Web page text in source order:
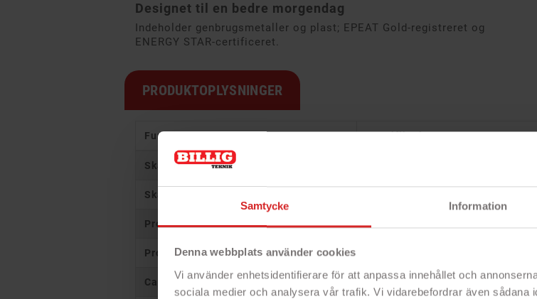
Samtycke Information
Denna webbplats använder cookies
Vi använder enhetsidentifierare för att anpassa innehållet och
sociala medier och analysera vår trafik. Vi vidarebefordrar även sådana
Designet til en bedre morgendag
Indeholder genbrugsmetaller og plast; EPEAT Gold-registreret og
ENERGY STAR-certificeret.
PRODUKTOPLYSNINGER
Funktion Specifikation
Skærmstørrelse
Skærmopløsning
Processor Snapdragon X Elite X1E-78-100
Processorkerner
Cache 42 MB Total Cache